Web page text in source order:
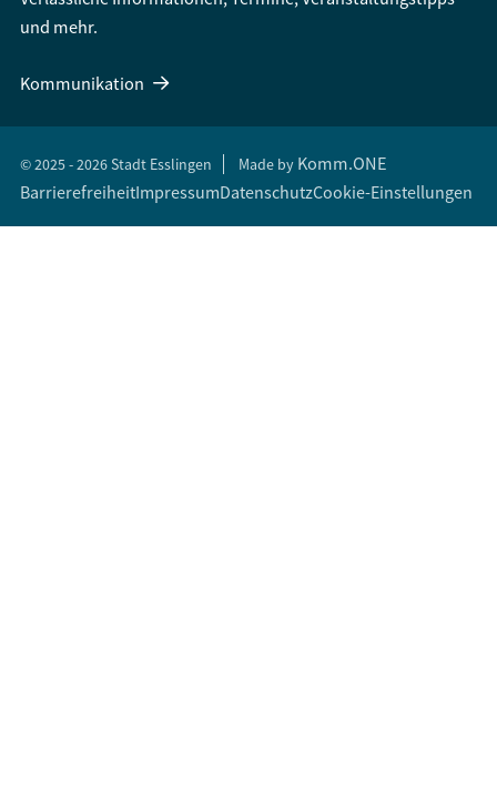
und mehr.
Kommunikation
© 2025 - 2026 Stadt Esslingen Made by Komm.ONE
BarrierefreiheitImpressumDatenschutzCookie-Einstellungen